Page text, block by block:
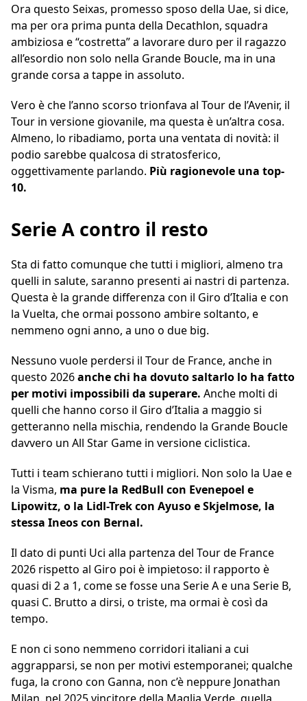
Ora questo Seixas, promesso sposo della Uae, si dice,
ma per ora prima punta della Decathlon, squadra
ambiziosa e “costretta” a lavorare duro per il ragazzo
all’esordio non solo nella Grande Boucle, ma in una
grande corsa a tappe in assoluto.
Vero è che l’anno scorso trionfava al Tour de l’Avenir, il
Tour in versione giovanile, ma questa è un’altra cosa.
Almeno, lo ribadiamo, porta una ventata di novità: il
podio sarebbe qualcosa di stratosferico,
oggettivamente parlando. Più ragionevole una top-
10.
Serie A contro il resto
Sta di fatto comunque che tutti i migliori, almeno tra
quelli in salute, saranno presenti ai nastri di partenza.
Questa è la grande differenza con il Giro d’Italia e con
la Vuelta, che ormai possono ambire soltanto, e
nemmeno ogni anno, a uno o due big.
Nessuno vuole perdersi il Tour de France, anche in
questo 2026anche chi ha dovuto saltarlo lo ha fatto
per motivi impossibili da superare. Anche molti di
quelli che hanno corso il Giro d’Italia a maggio si
getteranno nella mischia, rendendo la Grande Boucle
davvero un All Star Game in versione ciclistica.
Tutti i team schierano tutti i migliori. Non solo la Uae e
la Visma, ma pure la RedBull con Evenepoel e
Lipowitz, o la Lidl-Trek con Ayuso e Skjelmose, la
stessa Ineos con Bernal.
Il dato di punti Uci alla partenza del Tour de France
2026 rispetto al Giro poi è impietoso: il rapporto è
quasi di 2 a 1, come se fosse una Serie A e una Serie B,
quasi C. Brutto a dirsi, o triste, ma ormai è così da
tempo.
E non ci sono nemmeno corridori italiani a cui
aggrapparsi, se non per motivi estemporanei; qualche
fuga, la crono con Ganna, non c’è neppure Jonathan
Milan, nel 2025 vincitore della Maglia Verde, quella